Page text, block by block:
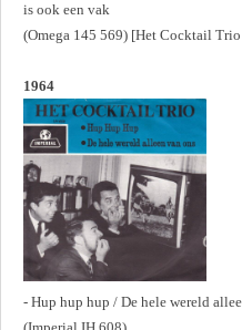
is ook een vak
(Omega 145 569) [Het Cocktail
1964
- Hup hup hup / De hele wereld